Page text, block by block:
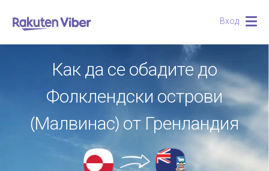
Вход
Как да се обадите до
Фолклендски острови
(Малвинас) от Гренландия